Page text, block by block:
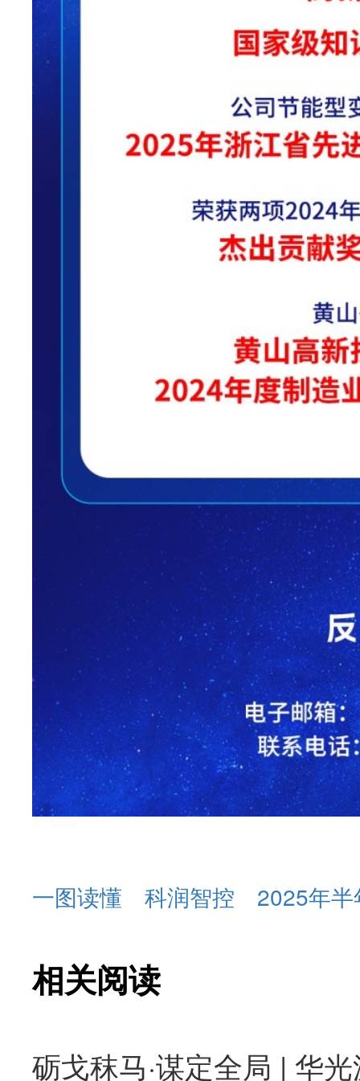
一图读懂 科润智控 2025年
相关阅读
砺戈秣马·谋定全局 | 华